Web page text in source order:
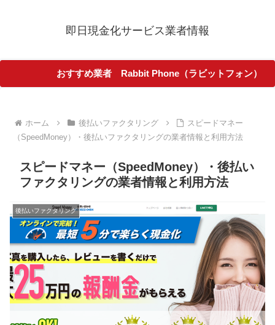
即日現金化サービス業者情報
おすすめ業者 Rabbit Phone（ラビットフォン）
ホーム 後払いファクタリング
スピードマネー
（SpeedMoney）・後払いファクタリングの業者情報と利用方法
スピードマネー（SpeedMoney）・後払い
ファクタリングの業者情報と利用方法
後払いファクタリング